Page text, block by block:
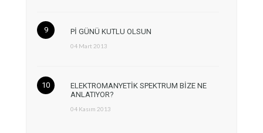
Pİ GÜNÜ KUTLU OLSUN
04 Mart 2013
ELEKTROMANYETİK SPEKTRUM BİZE NE
ANLATIYOR?
04 Kasım 2013